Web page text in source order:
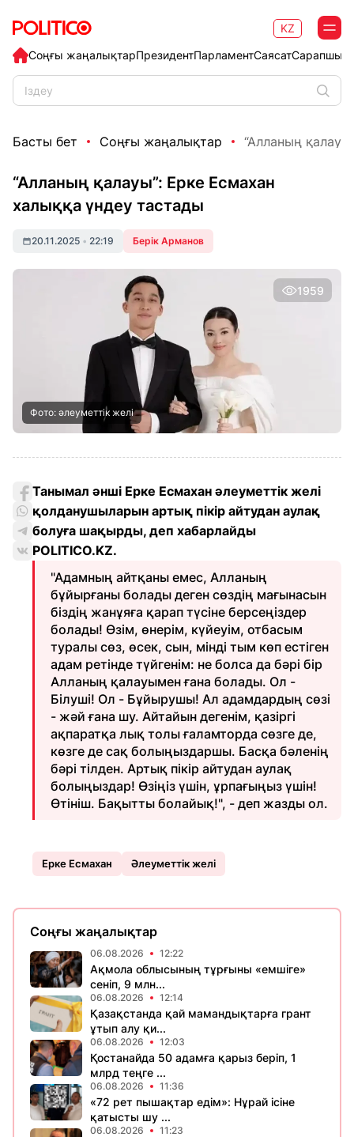
Соңғы жаңалықтарПрезидентПарламентСаясат
KZ
Басты бет Соңғы жаңалықтар “Алланың
“Алланың қалауы”: Ерке Есмахан
халыққа үндеу тастады
20.11.2025 • 22:19 Берік Арманов
1959
Фото: әлеуметтік желі
Танымал әнші Ерке Есмахан әлеуметтік желі
қолданушыларын артық пікір айтудан аулақ
болуға шақырды, деп хабарлайды
POLITICO.KZ.
"Адамның айтқаны емес, Алланың
бұйырғаны болады деген сөздің мағынасын
біздің жанұяға қарап түсіне берсеңіздер
болады! Өзім, өнерім, күйеуім, отбасым
туралы сөз, өсек, сын, мінді тым көп естіген
адам ретінде түйгенім: не болса да бәрі бір
Алланың қалауымен ғана болады. Ол -
Білуші! Ол - Бұйырушы! Ал адамдардың сөзі
- жәй ғана шу. Айтайын дегенім, қазіргі
ақпаратқа лық толы ғаламторда сөзге де,
көзге де сақ болыңыздаршы. Басқа бәленің
бәрі тілден. Артық пікір айтудан аулақ
болыңыздар! Өзіңіз үшін, ұрпағыңыз үшін!
Өтініш. Бақытты болайық!", - деп жазды ол.
Ерке Есмахан Әлеуметтік желі
Соңғы жаңалықтар
06.08.2026 12:22
Ақмола облысының тұрғыны «емшіге»
сеніп, 9 млн...
06.08.2026 12:14
Қазақстанда қай мамандықтарға грант
ұтып алу қи...
06.08.2026 12:03
Қостанайда 50 адамға қарыз беріп, 1
млрд теңге ...
06.08.2026 11:36
«72 рет пышақтар едім»: Нұрай ісіне
қатысты шу ...
06.08.2026 11:23